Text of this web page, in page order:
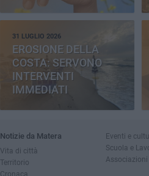
31 LUGLIO 2026
EROSIONE DELLA
COSTA: SERVONO
INTERVENTI
IMMEDIATI
Notizie da Matera
Vita di città
Territorio
Cronaca
Eventi e
Scuola e
Associazioni